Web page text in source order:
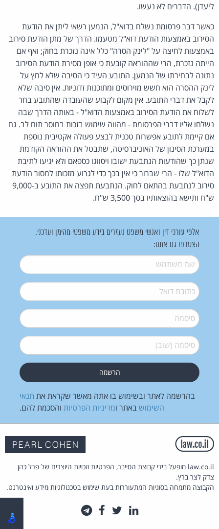
ליעדן). הדברים לא נעשו.
כאשר דבר פרסומת נשלח בדוא"ל, הנמען רשאי ליתן את הודעת
הסירוב באמצעות הודעת דוא"ל מטעמו. הדרך של מתן הודעת סירוב
באמצעות לחיצה על "לינק הסרה" כלל אינה נזכרת בחוק; ואף אם
הייתה נזכרת, הרי שההוראה קובעת כי אופן מסירת הודעת הסירוב
נתונה לבחירתו של הנמען. התובע העיד כי הסיבה שלא לחץ על
לינק ההסרה הוא חשש מוירוסים ומתוכנות זדוניות. אין סיבה שלא
לקבל את דברי התובע. אין מקום לקבוע שהעובדה שהתובע בחר
לשלוח את הודעת הסירוב באמצעות הדוא"ל - באותה הדרך שבה
נשלחו אליו דברי הפרסומת - מהווה שימוש בזכות בחוסר תום לב. גם
אם קיימת לתובע אפשרות טכנית לבצע פעולה אקטיבית נוספת
במערכת הסינון של האוניברסיטה, שתבטל את ההוראה הקודמת
שנתן כך שהודעות הנתבעת ישובו ויסווגו כספאם ולא יגיעו לתיבת
הדוא"ל שלו - הרי שברור כי אין בכך כדי לגרוע מזכותו למסור הודעת
סירוב לנתבעת בהתאם לחוק. הנתבעת תפצה את התובע ב-9,000
ש"ח ותישא בהוצאותיו בסך 3,500 ש"ח.
אלפי עורכי דין ואנשי משפט נעזרים בידע משפטי מהימן ועדכני.
הצטרפו גם אתם:
שם משתמש*
דואל*
סיסמה*
סיסמה (שוב)*
בהרשמה לאתר ובשימוש בו אתה מאשר שקראת את תנאי
השימוש באתר ומדיניות הפרטיות והסכמת להם.
law.co.il מופעל בידי קבוצת הסייבר, הפרטיות וזכויות היוצרים של פרל כהן
צדק לצר ברץ.
הקבוצה מתמחה בסוגיות המתעוררות בעת שימוש בטכנולוגיות מידע ואינטרנט.
לינקדאין
טוויטרפייסבוק